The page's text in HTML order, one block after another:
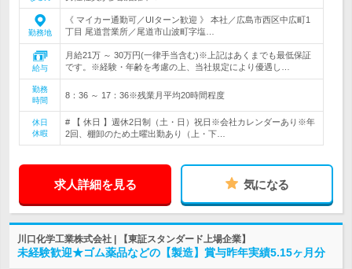
勤務地
《 マイカー通勤可／UIターン歓迎 》 本社／広島市西区中広町1
丁目 尾道営業所／尾道市山波町字塩…
給与
月給21万 ～ 30万円(一律手当含む)※上記はあくまでも最低保証
です。※経験・年齢を考慮の上、当社規定により優遇し…
勤務
時間
8：36 ～ 17：36※残業月平均20時間程度
休日
休暇
# 【 休日 】週休2日制（土・日）祝日※会社カレンダーあり※年
2回、棚卸のため土曜出勤あり（上・下…
求人詳細を見る 気になる
川口化学工業株式会社 | 【東証スタンダード上場企業】
未経験歓迎★ゴム薬品などの【製造】賞与昨年実績5.15ヶ月分